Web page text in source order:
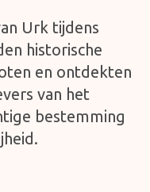
Urk tijdens
historische
en ontdekten
van het
bestemming